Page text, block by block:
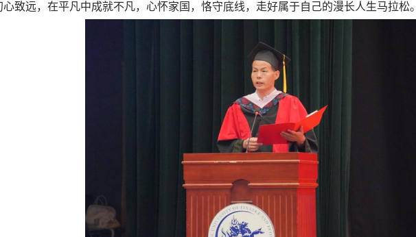
心致远，在平凡中成就不凡，心怀家国，恪守底线，走好属于自己的漫长人生马拉松。